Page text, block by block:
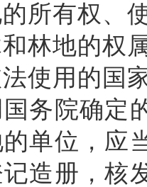
所有权、
地的权属
使用的国
院确定的
单位，应
造册，核